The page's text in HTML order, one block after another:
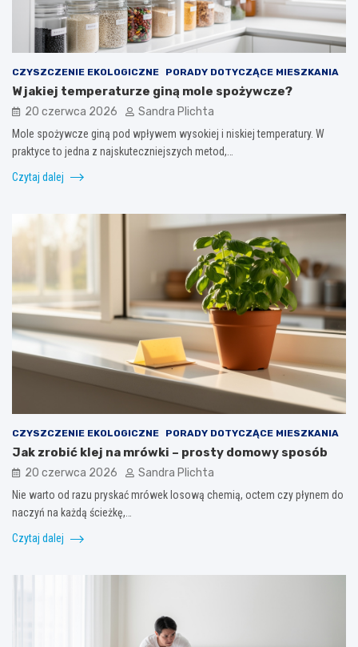
CZYSZCZENIE EKOLOGICZNE PORADY DOTYCZĄCE MIESZKANIA
W jakiej temperaturze giną mole spożywcze?
20 czerwca 2026 Sandra Plichta
Mole spożywcze giną pod wpływem wysokiej i niskiej temperatury. W
praktyce to jedna z najskuteczniejszych metod,…
Czytaj dalej
CZYSZCZENIE EKOLOGICZNE PORADY DOTYCZĄCE MIESZKANIA
Jak zrobić klej na mrówki – prosty domowy sposób
20 czerwca 2026 Sandra Plichta
Nie warto od razu pryskać mrówek losową chemią, octem czy płynem do
naczyń na każdą ścieżkę,…
Czytaj dalej